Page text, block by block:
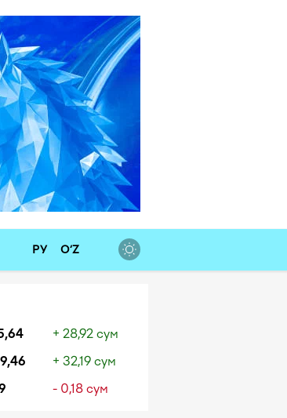
РУ O‘Z
+ 28,92 сум
+ 32,19 сум
- 0,18 сум